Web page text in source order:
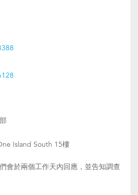
Island South 15樓
會於兩個工作天內回應，並告知調查